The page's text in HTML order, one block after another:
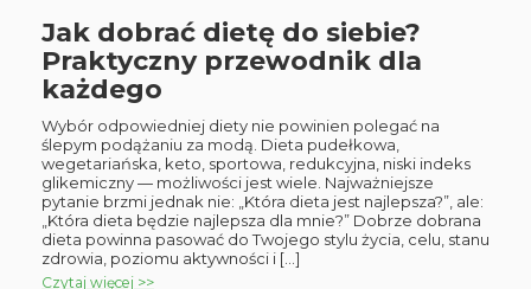
Jak dobrać dietę do siebie?
Praktyczny przewodnik dla
każdego
Wybór odpowiedniej diety nie powinien polegać na
ślepym podążaniu za modą. Dieta pudełkowa,
wegetariańska, keto, sportowa, redukcyjna, niski indeks
glikemiczny — możliwości jest wiele. Najważniejsze
pytanie brzmi jednak nie: „Która dieta jest najlepsza?”, ale:
„Która dieta będzie najlepsza dla mnie?” Dobrze dobrana
dieta powinna pasować do Twojego stylu życia, celu, stanu
zdrowia, poziomu aktywności i […]
Czytaj więcej >>